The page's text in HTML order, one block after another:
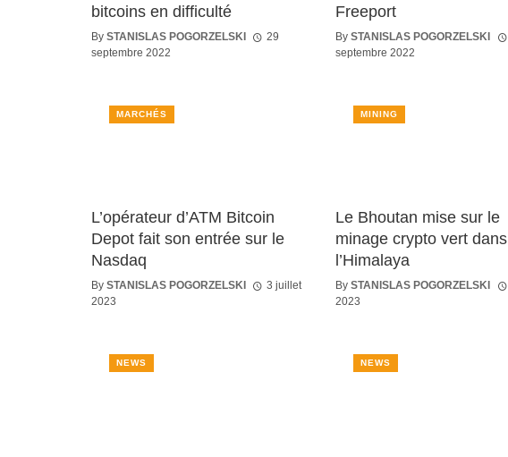
bitcoins en difficulté
By STANISLAS POGORZELSKI
29
septembre 2022
Freeport
BySTANISLAS POGORZELSKI
septembre 2022
L’opérateur d’ATM Bitcoin
Depot fait son entrée sur le
Nasdaq
By STANISLAS POGORZELSKI
3 juillet
2023
MARCHÉS
Le Bhoutan mise sur le
minage crypto vert dans
l’Himalaya
BySTANISLAS POGORZELSKI
2023
MINING
NEWS NEWS